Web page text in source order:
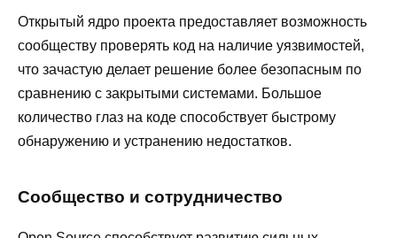
Открытый ядро проекта предоставляет возможность
сообществу проверять код на наличие уязвимостей,
что зачастую делает решение более безопасным по
сравнению с закрытыми системами. Большое
количество глаз на коде способствует быстрому
обнаружению и устранению недостатков.
Сообщество и сотрудничество